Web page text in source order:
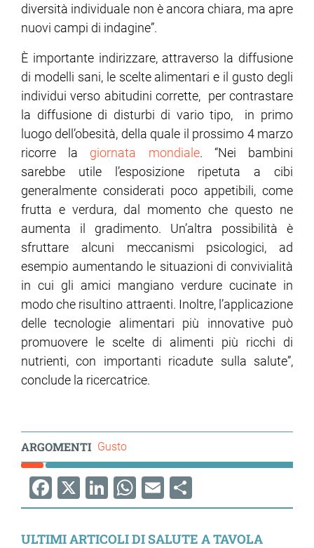
diversità individuale non è ancora chiara, ma apre
nuovi campi di indagine”.
È importante indirizzare, attraverso la diffusione
di modelli sani, le scelte alimentari e il gusto degli
individui verso abitudini corrette, per contrastare
la diffusione di disturbi di vario tipo, in primo
luogo dell’obesità, della quale il prossimo 4 marzo
ricorre la giornata mondiale. “Nei bambini
sarebbe utile l’esposizione ripetuta a cibi
generalmente considerati poco appetibili, come
frutta e verdura, dal momento che questo ne
aumenta il gradimento. Un’altra possibilità è
sfruttare alcuni meccanismi psicologici, ad
esempio aumentando le situazioni di convivialità
in cui gli amici mangiano verdure cucinate in
modo che risultino attraenti. Inoltre, l’applicazione
delle tecnologie alimentari più innovative può
promuovere le scelte di alimenti più ricchi di
nutrienti, con importanti ricadute sulla salute”,
conclude la ricercatrice.
ARGOMENTI Gusto
Facebook
X LinkedIn
WhatsApp
EmailShare
ULTIMI ARTICOLI DI SALUTE A TAVOLA